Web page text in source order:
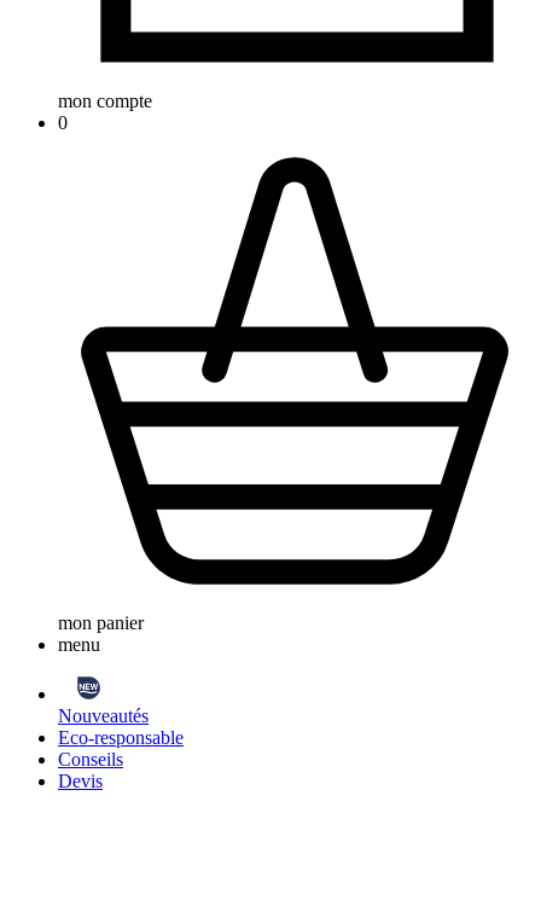
mon compte
0
mon panier
menu
Nouveautés
Eco-responsable
Conseils
Devis